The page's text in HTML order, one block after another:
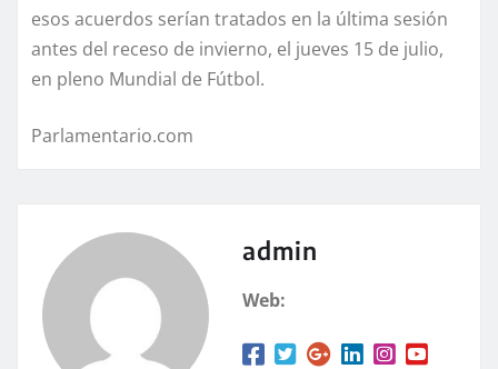
esos acuerdos serían tratados en la última sesión
antes del receso de invierno, el jueves 15 de julio,
en pleno Mundial de Fútbol.
Parlamentario.com
admin
Web: